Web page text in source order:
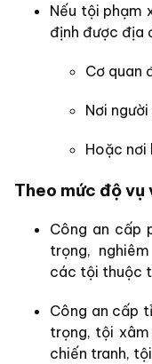
Nếu tội phạm
định được địa
Cơ quan
Nơi
Hoặc nơi
Theo mức độ vụ
Công an cấp
trọng,
các tội thuộc
Công an cấp
trọng, tội
chiến tranh,